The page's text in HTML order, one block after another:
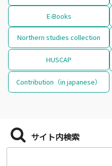
E-Books
Northern studies collection
HUSCAP
Contribution（in japanese）
サイト内検索